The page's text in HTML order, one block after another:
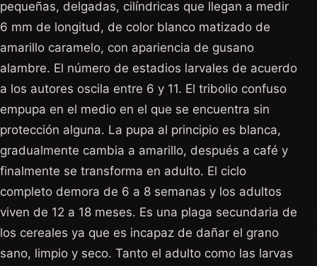
pequeñas, delgadas, cilíndricas que llegan a medir
6 mm de longitud, de color blanco matizado de
amarillo caramelo, con apariencia de gusano
alambre. El número de estadios larvales de acuerdo
a los autores oscila entre 6 y 11. El tribolio confuso
empupa en el medio en el que se encuentra sin
protección alguna. La pupa al principio es blanca,
gradualmente cambia a amarillo, después a café y
finalmente se transforma en adulto. El ciclo
completo demora de 6 a 8 semanas y los adultos
viven de 12 a 18 meses. Es una plaga secundaria de
los cereales ya que es incapaz de dañar el grano
sano, limpio y seco. Tanto el adulto como las larvas